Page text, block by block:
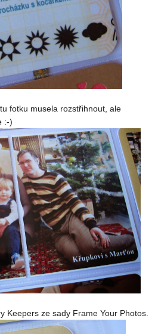
fotku musela rozstřihnout, ale
:-)
Keepers ze sady Frame Your Photos.